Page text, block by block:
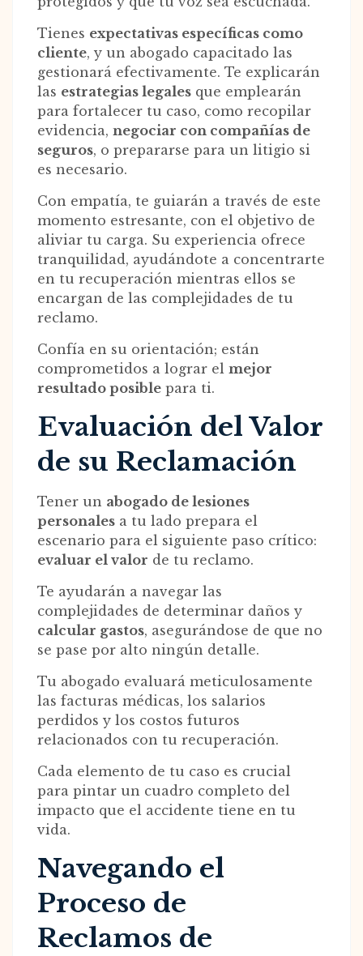
Tienes expectativas específicas como
cliente, y un abogado capacitado las
gestionará efectivamente. Te explicarán
las estrategias legales que emplearán
para fortalecer tu caso, como recopilar
evidencia, negociar con compañías de
seguros, o prepararse para un litigio si
es necesario.
Con empatía, te guiarán a través de este
momento estresante, con el objetivo de
aliviar tu carga. Su experiencia ofrece
tranquilidad, ayudándote a concentrarte
en tu recuperación mientras ellos se
encargan de las complejidades de tu
reclamo.
Confía en su orientación; están
comprometidos a lograr el mejor
resultado posible para ti.
Evaluación del Valor
de su Reclamación
Tener un abogado de lesiones
personales a tu lado prepara el
escenario para el siguiente paso crítico:
evaluar el valor de tu reclamo.
Te ayudarán a navegar las
complejidades de determinar daños y
calcular gastos, asegurándose de que no
se pase por alto ningún detalle.
Tu abogado evaluará meticulosamente
las facturas médicas, los salarios
perdidos y los costos futuros
relacionados con tu recuperación.
Cada elemento de tu caso es crucial
para pintar un cuadro completo del
impacto que el accidente tiene en tu
vida.
Navegando el
Proceso de
Reclamos de